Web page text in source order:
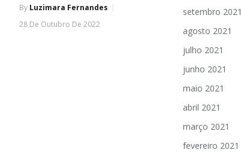
By Luzimara Fernandes
28 De Outubro De 2022
setembro 2021
agosto 2021
julho 2021
junho 2021
maio 2021
abril 2021
março 2021
fevereiro 2021